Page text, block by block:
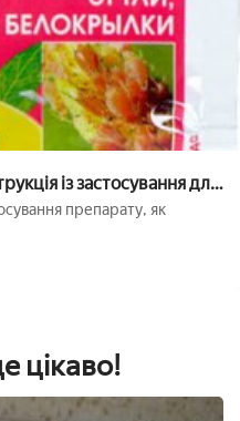
із застосування для
препарату, як
цікаво!